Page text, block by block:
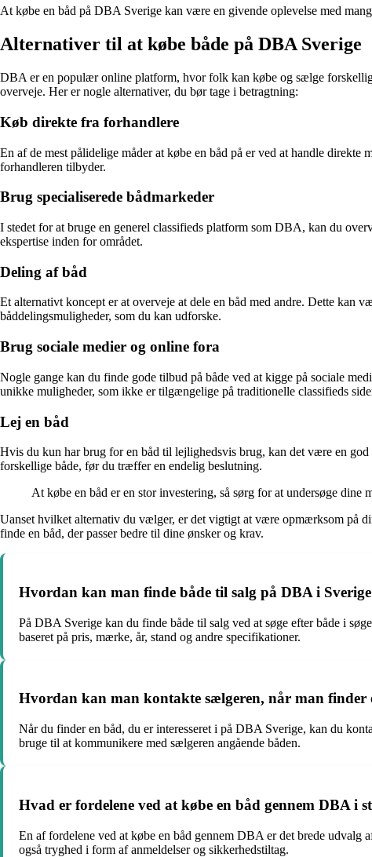
At købe en båd på DBA Sverige kan være en givende oplevelse med
Alternativer til at købe både på DBA Sverige
DBA er en populær online platform, hvor folk kan købe og sælge
overveje. Her er nogle alternativer, du bør tage i betragtning:
Køb direkte fra forhandlere
En af de mest pålidelige måder at købe en båd på er ved at handle
forhandleren tilbyder.
Brug specialiserede bådmarkeder
I stedet for at bruge en generel classifieds platform som DBA, kan du
ekspertise inden for området.
Deling af båd
Et alternativt koncept er at overveje at dele en båd med andre. Dette kan
båddelingsmuligheder, som du kan udforske.
Brug sociale medier og online fora
Nogle gange kan du finde gode tilbud på både ved at kigge på sociale
unikke muligheder, som ikke er tilgængelige på traditionelle classifieds
Lej en båd
Hvis du kun har brug for en båd til lejlighedsvis brug, kan det være en
forskellige både, før du træffer en endelig beslutning.
At købe en båd er en stor investering, så sørg for at undersøge
Uanset hvilket alternativ du vælger, er det vigtigt at være opmærksom på
finde en båd, der passer bedre til dine ønsker og krav.
Hvordan kan man finde både til salg på DBA i
På DBA Sverige kan du finde både til salg ved at søge efter både i
baseret på pris, mærke, år, stand og andre specifikationer.
Hvordan kan man kontakte sælgeren, når man finder
Når du finder en båd, du er interesseret i på DBA Sverige, kan du
bruge til at kommunikere med sælgeren angående båden.
Hvad er fordelene ved at købe en båd gennem DBA i
En af fordelene ved at købe en båd gennem DBA er det brede
også tryghed i form af anmeldelser og sikkerhedstiltag.